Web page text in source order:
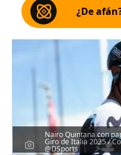
¿De
Nairo Quintana con
Giro de Italia 2025 /
@DSports